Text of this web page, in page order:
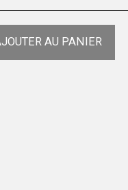
AU PANIER